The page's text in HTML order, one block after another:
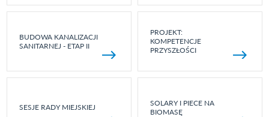
BUDOWA KANALIZACJI
SANITARNEJ - ETAP II
PROJEKT:
KOMPETENCJE
PRZYSZŁOŚCI
SESJE RADY MIEJSKIEJ
SOLARY I PIECE NA
BIOMASĘ